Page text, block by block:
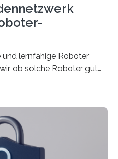
lernfähige Roboter
ob solche Roboter gut
Marie Skłodowska-Curie
werden sich
Jahren insgesamt 15
CAVECORE mit
– also mit Robotern,